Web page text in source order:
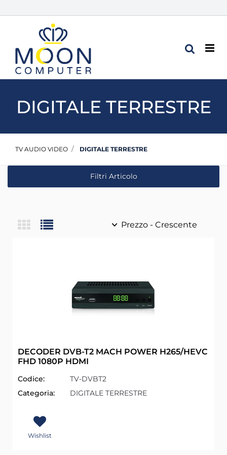
DIGITALE TERRESTRE
TV AUDIO VIDEO DIGITALE TERRESTRE
Filtri Articolo
DECODER DVB-T2 MACH POWER H265/HEVC
FHD 1080P HDMI
Codice:
TV-DVBT2
Categoria:
DIGITALE TERRESTRE
Wishlist